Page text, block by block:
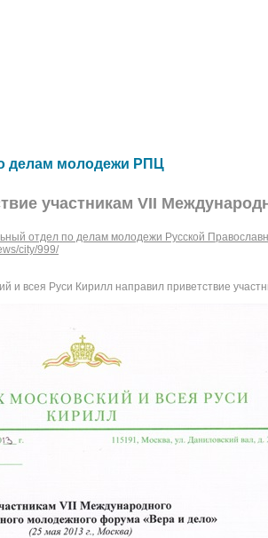
делам молодежи РПЦ
участникам VII
отдел по делам молодежи Русской
city/999/
и всея Руси Кирилл направил приветствие